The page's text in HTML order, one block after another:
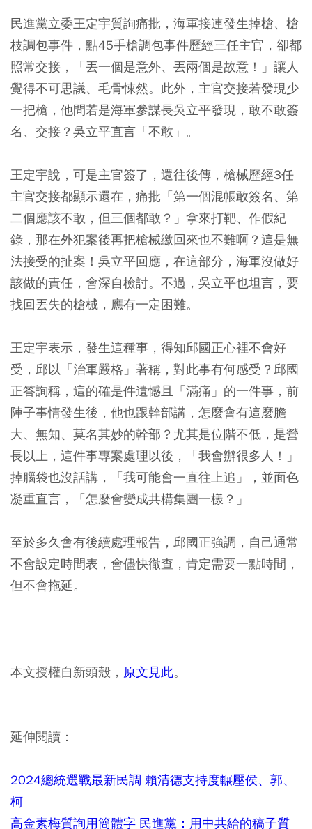
民進黨立委王定宇質詢痛批，海軍接連發生掉槍、槍
枝調包事件，點45手槍調包事件歷經三任主官，卻都
照常交接，「丟一個是意外、丟兩個是故意！」讓人
覺得不可思議、毛骨悚然。此外，主官交接若發現少
一把槍，他問若是海軍參謀長吳立平發現，敢不敢簽
名、交接？吳立平直言「不敢」。
王定宇說，可是主官簽了，還往後傳，槍械歷經3任
主官交接都顯示還在，痛批「第一個混帳敢簽名、第
二個應該不敢，但三個都敢？」拿來打靶、作假紀
錄，那在外犯案後再把槍械繳回來也不難啊？這是無
法接受的扯案！吳立平回應，在這部分，海軍沒做好
該做的責任，會深自檢討。不過，吳立平也坦言，要
找回丟失的槍械，應有一定困難。
王定宇表示，發生這種事，得知邱國正心裡不會好
受，邱以「治軍嚴格」著稱，對此事有何感受？邱國
正答詢稱，這的確是件遺憾且「滿痛」的一件事，前
陣子事情發生後，他也跟幹部講，怎麼會有這麼膽
大、無知、莫名其妙的幹部？尤其是位階不低，是營
長以上，這件事專案處理以後，「我會辦很多人！」
掉腦袋也沒話講，「我可能會一直往上追」，並面色
凝重直言，「怎麼會變成共構集團一樣？」
至於多久會有後續處理報告，邱國正強調，自己通常
不會設定時間表，會儘快徹查，肯定需要一點時間，
但不會拖延。
本文授權自新頭殼， 原文見此。
延伸閱讀：
2024總統選戰最新民調 賴清德支持度輾壓侯、郭、
柯
高金素梅質詢用簡體字 民進黨：用中共給的稿子質